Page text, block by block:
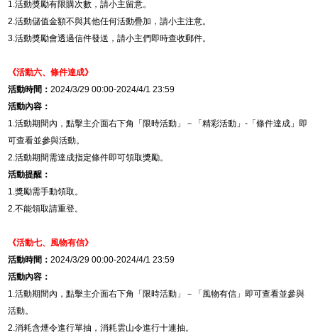
1.活動獎勵有限購次數，請小主留意。
2.活動儲值金額不與其他任何活動疊加，請小主注意。
3.活動獎勵會透過信件發送，請小主們即時查收郵件。
《活動六、條件達成》
活動時間：2024/3/29 00:00-2024/4/1 23:59
活動內容：
1.活動期間內，點擊主介面右下角「限時活動」－「精彩活動」- 「條件達成」即
可查看並參與活動。
2.活動期間需達成指定條件即可領取獎勵。
活動提醒：
1.獎勵需手動領取。
2.不能領取請重登。
《活動七、風物有信》
活動時間：2024/3/29 00:00-2024/4/1 23:59
活動內容：
1.活動期間內，點擊主介面右下角「限時活動」－「風物有信」即可查看並參與
活動。
2.消耗含煙令進行單抽，消耗雲山令進行十連抽。